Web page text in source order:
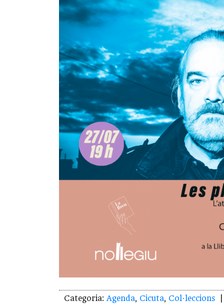
Categoria: Agenda, Cicuta, Col·leccions